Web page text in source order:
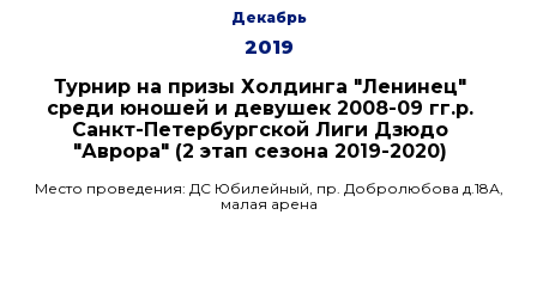
Декабрь
2019
Турнир на призы Холдинга "Ленинец"
среди юношей и девушек 2008-09 гг.р.
Санкт-Петербургской Лиги Дзюдо
"Аврора" (2 этап сезона 2019-2020)
Место проведения: ДС Юбилейный, пр. Добролюбова д.18А,
малая арена